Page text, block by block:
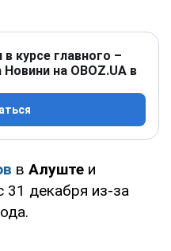
курсе главного –
на OBOZ.UA в
в Алуште и
31 декабря из-за